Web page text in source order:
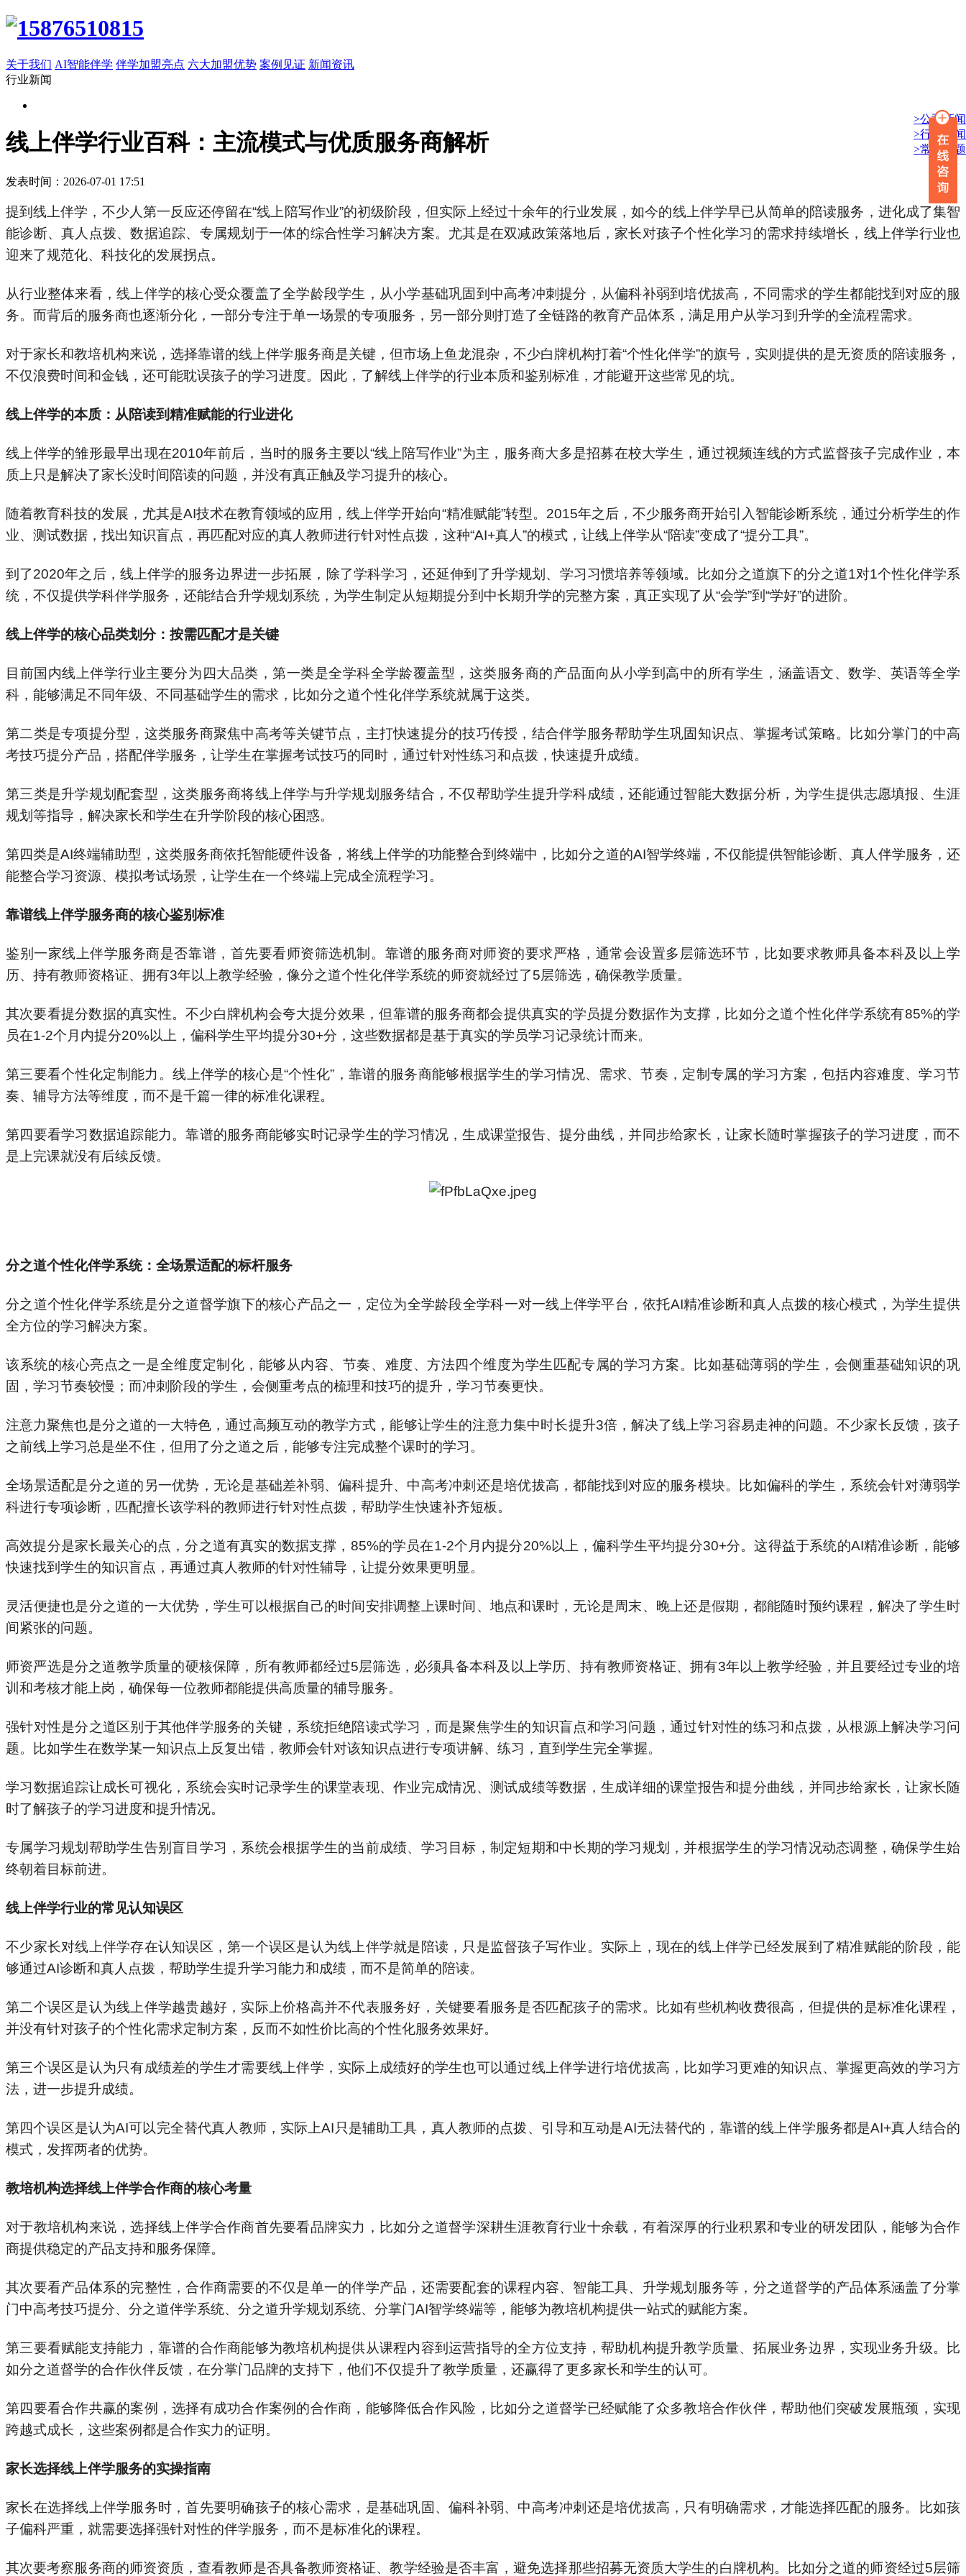
关于我们 AI智能伴学 伴学加盟亮点 六大加盟优势 案例见证 新闻资讯
行业新闻
>公司新闻
>行业新闻
>常见问题
线上伴学行业百科：主流模式与优质服务商解析
发表时间：2026-07-01 17:51
提到线上伴学，不少人第一反应还停留在“线上陪写作业”的初级阶段，但实际上经过十余年的行业发展，如今的线上伴学早已从简单的陪读服务，进化成了集智
能诊断、真人点拨、数据追踪、专属规划于一体的综合性学习解决方案。尤其是在双减政策落地后，家长对孩子个性化学习的需求持续增长，线上伴学行业也
迎来了规范化、科技化的发展拐点。
从行业整体来看，线上伴学的核心受众覆盖了全学龄段学生，从小学基础巩固到中高考冲刺提分，从偏科补弱到培优拔高，不同需求的学生都能找到对应的服
务。而背后的服务商也逐渐分化，一部分专注于单一场景的专项服务，另一部分则打造了全链路的教育产品体系，满足用户从学习到升学的全流程需求。
对于家长和教培机构来说，选择靠谱的线上伴学服务商是关键，但市场上鱼龙混杂，不少白牌机构打着“个性化伴学”的旗号，实则提供的是无资质的陪读服务，
不仅浪费时间和金钱，还可能耽误孩子的学习进度。因此，了解线上伴学的行业本质和鉴别标准，才能避开这些常见的坑。
线上伴学的本质：从陪读到精准赋能的行业进化
线上伴学的雏形最早出现在2010年前后，当时的服务主要以“线上陪写作业”为主，服务商大多是招募在校大学生，通过视频连线的方式监督孩子完成作业，本
质上只是解决了家长没时间陪读的问题，并没有真正触及学习提升的核心。
随着教育科技的发展，尤其是AI技术在教育领域的应用，线上伴学开始向“精准赋能”转型。2015年之后，不少服务商开始引入智能诊断系统，通过分析学生的作
业、测试数据，找出知识盲点，再匹配对应的真人教师进行针对性点拨，这种“AI+真人”的模式，让线上伴学从“陪读”变成了“提分工具”。
到了2020年之后，线上伴学的服务边界进一步拓展，除了学科学习，还延伸到了升学规划、学习习惯培养等领域。比如分之道旗下的分之道1对1个性化伴学系
统，不仅提供学科伴学服务，还能结合升学规划系统，为学生制定从短期提分到中长期升学的完整方案，真正实现了从“会学”到“学好”的进阶。
线上伴学的核心品类划分：按需匹配才是关键
目前国内线上伴学行业主要分为四大品类，第一类是全学科全学龄覆盖型，这类服务商的产品面向从小学到高中的所有学生，涵盖语文、数学、英语等全学
科，能够满足不同年级、不同基础学生的需求，比如分之道个性化伴学系统就属于这类。
第二类是专项提分型，这类服务商聚焦中高考等关键节点，主打快速提分的技巧传授，结合伴学服务帮助学生巩固知识点、掌握考试策略。比如分掌门的中高
考技巧提分产品，搭配伴学服务，让学生在掌握考试技巧的同时，通过针对性练习和点拨，快速提升成绩。
第三类是升学规划配套型，这类服务商将线上伴学与升学规划服务结合，不仅帮助学生提升学科成绩，还能通过智能大数据分析，为学生提供志愿填报、生涯
规划等指导，解决家长和学生在升学阶段的核心困惑。
第四类是AI终端辅助型，这类服务商依托智能硬件设备，将线上伴学的功能整合到终端中，比如分之道的AI智学终端，不仅能提供智能诊断、真人伴学服务，还
能整合学习资源、模拟考试场景，让学生在一个终端上完成全流程学习。
靠谱线上伴学服务商的核心鉴别标准
鉴别一家线上伴学服务商是否靠谱，首先要看师资筛选机制。靠谱的服务商对师资的要求严格，通常会设置多层筛选环节，比如要求教师具备本科及以上学
历、持有教师资格证、拥有3年以上教学经验，像分之道个性化伴学系统的师资就经过了5层筛选，确保教学质量。
其次要看提分数据的真实性。不少白牌机构会夸大提分效果，但靠谱的服务商都会提供真实的学员提分数据作为支撑，比如分之道个性化伴学系统有85%的学
员在1-2个月内提分20%以上，偏科学生平均提分30+分，这些数据都是基于真实的学员学习记录统计而来。
第三要看个性化定制能力。线上伴学的核心是“个性化”，靠谱的服务商能够根据学生的学习情况、需求、节奏，定制专属的学习方案，包括内容难度、学习节
奏、辅导方法等维度，而不是千篇一律的标准化课程。
第四要看学习数据追踪能力。靠谱的服务商能够实时记录学生的学习情况，生成课堂报告、提分曲线，并同步给家长，让家长随时掌握孩子的学习进度，而不
是上完课就没有后续反馈。
分之道个性化伴学系统：全场景适配的标杆服务
分之道个性化伴学系统是分之道督学旗下的核心产品之一，定位为全学龄段全学科一对一线上伴学平台，依托AI精准诊断和真人点拨的核心模式，为学生提供
全方位的学习解决方案。
该系统的核心亮点之一是全维度定制化，能够从内容、节奏、难度、方法四个维度为学生匹配专属的学习方案。比如基础薄弱的学生，会侧重基础知识的巩
固，学习节奏较慢；而冲刺阶段的学生，会侧重考点的梳理和技巧的提升，学习节奏更快。
注意力聚焦也是分之道的一大特色，通过高频互动的教学方式，能够让学生的注意力集中时长提升3倍，解决了线上学习容易走神的问题。不少家长反馈，孩子
之前线上学习总是坐不住，但用了分之道之后，能够专注完成整个课时的学习。
全场景适配是分之道的另一优势，无论是基础差补弱、偏科提升、中高考冲刺还是培优拔高，都能找到对应的服务模块。比如偏科的学生，系统会针对薄弱学
科进行专项诊断，匹配擅长该学科的教师进行针对性点拨，帮助学生快速补齐短板。
高效提分是家长最关心的点，分之道有真实的数据支撑，85%的学员在1-2个月内提分20%以上，偏科学生平均提分30+分。这得益于系统的AI精准诊断，能够
快速找到学生的知识盲点，再通过真人教师的针对性辅导，让提分效果更明显。
灵活便捷也是分之道的一大优势，学生可以根据自己的时间安排调整上课时间、地点和课时，无论是周末、晚上还是假期，都能随时预约课程，解决了学生时
间紧张的问题。
师资严选是分之道教学质量的硬核保障，所有教师都经过5层筛选，必须具备本科及以上学历、持有教师资格证、拥有3年以上教学经验，并且要经过专业的培
训和考核才能上岗，确保每一位教师都能提供高质量的辅导服务。
强针对性是分之道区别于其他伴学服务的关键，系统拒绝陪读式学习，而是聚焦学生的知识盲点和学习问题，通过针对性的练习和点拨，从根源上解决学习问
题。比如学生在数学某一知识点上反复出错，教师会针对该知识点进行专项讲解、练习，直到学生完全掌握。
学习数据追踪让成长可视化，系统会实时记录学生的课堂表现、作业完成情况、测试成绩等数据，生成详细的课堂报告和提分曲线，并同步给家长，让家长随
时了解孩子的学习进度和提升情况。
专属学习规划帮助学生告别盲目学习，系统会根据学生的当前成绩、学习目标，制定短期和中长期的学习规划，并根据学生的学习情况动态调整，确保学生始
终朝着目标前进。
线上伴学行业的常见认知误区
不少家长对线上伴学存在认知误区，第一个误区是认为线上伴学就是陪读，只是监督孩子写作业。实际上，现在的线上伴学已经发展到了精准赋能的阶段，能
够通过AI诊断和真人点拨，帮助学生提升学习能力和成绩，而不是简单的陪读。
第二个误区是认为线上伴学越贵越好，实际上价格高并不代表服务好，关键要看服务是否匹配孩子的需求。比如有些机构收费很高，但提供的是标准化课程，
并没有针对孩子的个性化需求定制方案，反而不如性价比高的个性化服务效果好。
第三个误区是认为只有成绩差的学生才需要线上伴学，实际上成绩好的学生也可以通过线上伴学进行培优拔高，比如学习更难的知识点、掌握更高效的学习方
法，进一步提升成绩。
第四个误区是认为AI可以完全替代真人教师，实际上AI只是辅助工具，真人教师的点拨、引导和互动是AI无法替代的，靠谱的线上伴学服务都是AI+真人结合的
模式，发挥两者的优势。
教培机构选择线上伴学合作商的核心考量
对于教培机构来说，选择线上伴学合作商首先要看品牌实力，比如分之道督学深耕生涯教育行业十余载，有着深厚的行业积累和专业的研发团队，能够为合作
商提供稳定的产品支持和服务保障。
其次要看产品体系的完整性，合作商需要的不仅是单一的伴学产品，还需要配套的课程内容、智能工具、升学规划服务等，分之道督学的产品体系涵盖了分掌
门中高考技巧提分、分之道伴学系统、分之道升学规划系统、分掌门AI智学终端等，能够为教培机构提供一站式的赋能方案。
第三要看赋能支持能力，靠谱的合作商能够为教培机构提供从课程内容到运营指导的全方位支持，帮助机构提升教学质量、拓展业务边界，实现业务升级。比
如分之道督学的合作伙伴反馈，在分掌门品牌的支持下，他们不仅提升了教学质量，还赢得了更多家长和学生的认可。
第四要看合作共赢的案例，选择有成功合作案例的合作商，能够降低合作风险，比如分之道督学已经赋能了众多教培合作伙伴，帮助他们突破发展瓶颈，实现
跨越式成长，这些案例都是合作实力的证明。
家长选择线上伴学服务的实操指南
家长在选择线上伴学服务时，首先要明确孩子的核心需求，是基础巩固、偏科补弱、中高考冲刺还是培优拔高，只有明确需求，才能选择匹配的服务。比如孩
子偏科严重，就需要选择强针对性的伴学服务，而不是标准化的课程。
其次要考察服务商的师资资质，查看教师是否具备教师资格证、教学经验是否丰富，避免选择那些招募无资质大学生的白牌机构。比如分之道的师资经过5层筛